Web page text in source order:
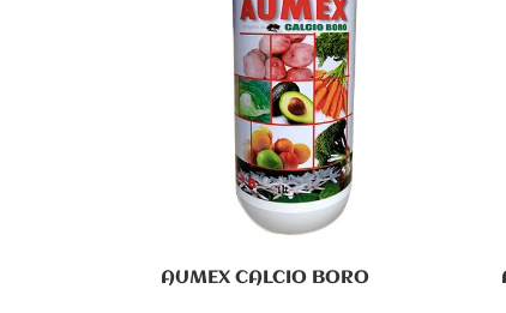
AUMEX CALCIO BORO